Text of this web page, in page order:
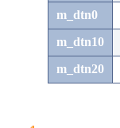
m_dtn0
m_dtn10
m_dtn20